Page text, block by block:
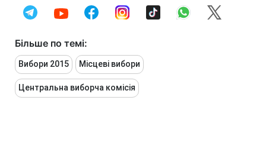
Більше по темі:
Вибори 2015 Місцеві вибори
Центральна виборча комісія